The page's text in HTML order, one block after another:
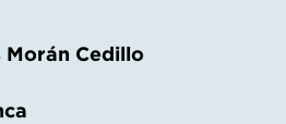
Morán Cedillo